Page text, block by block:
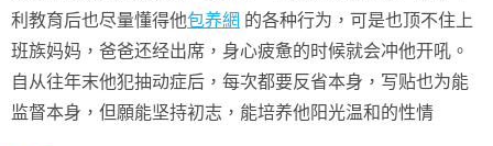
利教育后也尽量懂得他包养網 的各种行为，可是也顶不住上
班族妈妈，爸爸还经出席，身心疲惫的时候就会冲他开吼。
自从往年末他犯抽动症后，每次都要反省本身，写贴也为能
监督本身，但願能坚持初志，能培养他阳光温和的性情